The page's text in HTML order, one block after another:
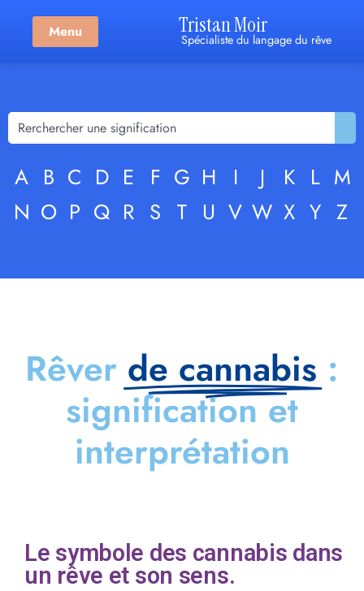
Menu Tristan Moir
Spécialiste du langage du rêve
A B C D E F G H I J K L M
N O P Q R S T U V W X Y Z
Rêver de cannabis :
signification et
interprétation
Le symbole des cannabis dans
un rêve et son sens.